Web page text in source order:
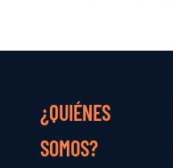
¿QUIÉNES
SOMOS?